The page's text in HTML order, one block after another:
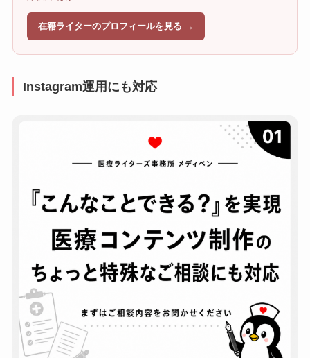
在籍ライターのプロフィールを見る →
Instagram運用にも対応